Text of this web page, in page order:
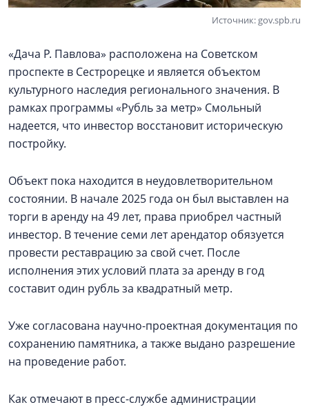
Источник: gov.spb.ru
«Дача Р. Павлова» расположена на Советском
проспекте в Сестрорецке и является объектом
культурного наследия регионального значения. В
рамках программы «Рубль за метр» Смольный
надеется, что инвестор восстановит историческую
постройку.
Объект пока находится в неудовлетворительном
состоянии. В начале 2025 года он был выставлен на
торги в аренду на 49 лет, права приобрел частный
инвестор. В течение семи лет арендатор обязуется
провести реставрацию за свой счет. После
исполнения этих условий плата за аренду в год
составит один рубль за квадратный метр.
Уже согласована научно-проектная документация по
сохранению памятника, а также выдано разрешение
на проведение работ.
Как отмечают в пресс-службе администрации